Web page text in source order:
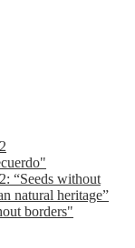
“Seeds without
natural heritage”
borders"